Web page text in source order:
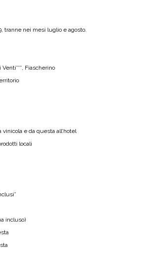
tranne nei mesi luglio e agosto.
Venti***, Fiascherino
vinicola e da questa all’hotel
locali
incluso)